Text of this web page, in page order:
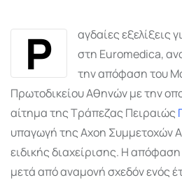
Ρ
αγδαίες εξελίξεις
στη Euromedica,
την απόφαση του
Πρωτοδικείου Αθηνών με την
αίτημα της Τράπεζας Πειραιώς
υπαγωγή της Axon Συμμετοχών
ειδικής διαχείρισης. Η
μετά από αναμονή σχεδόν ενός